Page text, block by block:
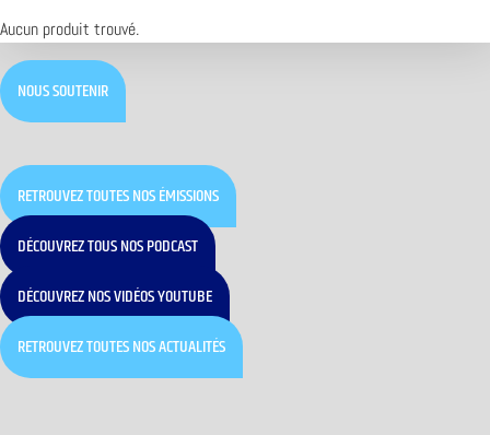
Aucun produit trouvé.
NOUS SOUTENIR
RETROUVEZ TOUTES NOS ÉMISSIONS
DÉCOUVREZ TOUS NOS PODCAST
DÉCOUVREZ NOS VIDÉOS YOUTUBE
RETROUVEZ TOUTES NOS ACTUALITÉS